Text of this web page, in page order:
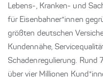
Lebens-, Kranken- und
für Eisenbahner*innen
größten deutschen
Kundennähe,
Schadenregulierung. Rund
über vier Millionen